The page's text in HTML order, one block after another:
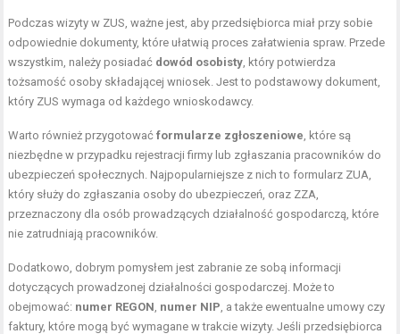
Podczas wizyty w ZUS, ważne jest, aby przedsiębiorca miał przy sobie
odpowiednie dokumenty, które ułatwią proces załatwienia spraw. Przede
wszystkim, należy posiadać dowód osobisty, który potwierdza
tożsamość osoby składającej wniosek. Jest to podstawowy dokument,
który ZUS wymaga od każdego wnioskodawcy.
Warto również przygotowaćformularze zgłoszeniowe, które są
niezbędne w przypadku rejestracji firmy lub zgłaszania pracowników do
ubezpieczeń społecznych. Najpopularniejsze z nich to formularz ZUA,
który służy do zgłaszania osoby do ubezpieczeń, oraz ZZA,
przeznaczony dla osób prowadzących działalność gospodarczą, które
nie zatrudniają pracowników.
Dodatkowo, dobrym pomysłem jest zabranie ze sobą informacji
dotyczących prowadzonej działalności gospodarczej. Może to
obejmować: numer REGON, numer NIP, a także ewentualne umowy czy
faktury, które mogą być wymagane w trakcie wizyty. Jeśli przedsiębiorca